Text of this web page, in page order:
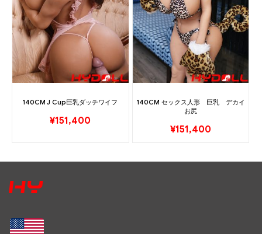
140CM J Cup巨乳ダッチワイフ
¥151,400
140CM セックス人形 巨乳 デカイ
お尻
¥151,400